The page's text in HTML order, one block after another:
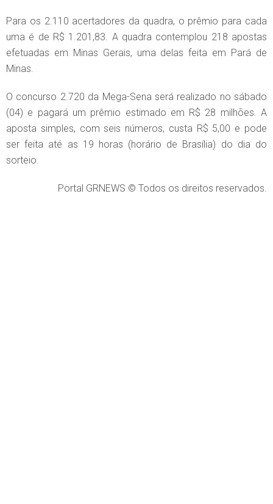
Para os 2.110 acertadores da quadra, o prêmio para cada
uma é de R$ 1.201,83. A quadra contemplou 218 apostas
efetuadas em Minas Gerais, uma delas feita em Pará de
Minas.
O concurso 2.720 da Mega-Sena será realizado no sábado
(04) e pagará um prêmio estimado em R$ 28 milhões. A
aposta simples, com seis números, custa R$ 5,00 e pode
ser feita até as 19 horas (horário de Brasília) do dia do
sorteio.
Portal GRNEWS © Todos os direitos reservados.